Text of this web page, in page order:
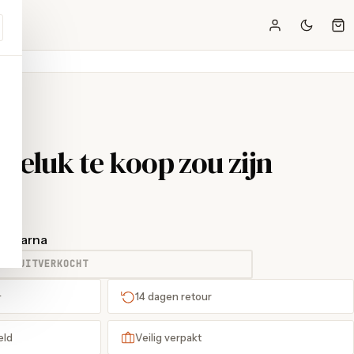
te koop zou zijn
Klarna
UITVERKOCHT
14 dagen retour
Veilig verpakt